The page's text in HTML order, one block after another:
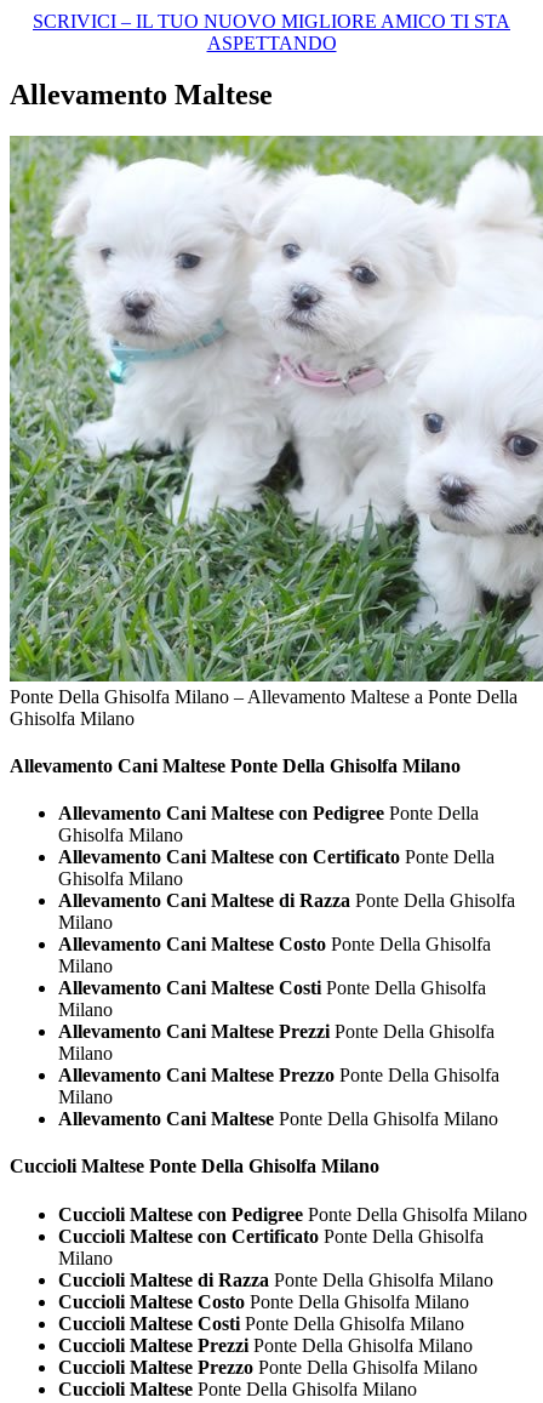
SCRIVICI – IL TUO NUOVO MIGLIORE AMICO TI STA
ASPETTANDO
Allevamento Maltese
Ponte Della Ghisolfa Milano – Allevamento Maltese a Ponte Della
Ghisolfa Milano
Allevamento Cani Maltese Ponte Della Ghisolfa Milano
Allevamento Cani Maltese con Pedigree Ponte Della
Ghisolfa Milano
Allevamento Cani Maltese con Certificato Ponte Della
Ghisolfa Milano
Allevamento Cani Maltese di Razza Ponte Della Ghisolfa
Milano
Allevamento Cani Maltese Costo Ponte Della Ghisolfa
Milano
Allevamento Cani Maltese Costi Ponte Della Ghisolfa
Milano
Allevamento Cani Maltese Prezzi Ponte Della Ghisolfa
Milano
Allevamento Cani Maltese Prezzo Ponte Della Ghisolfa
Milano
Allevamento Cani Maltese Ponte Della Ghisolfa Milano
Cuccioli Maltese Ponte Della Ghisolfa Milano
Cuccioli Maltese con Pedigree Ponte Della Ghisolfa Milano
Cuccioli Maltese con Certificato Ponte Della Ghisolfa
Milano
Cuccioli Maltese di Razza Ponte Della Ghisolfa Milano
Cuccioli Maltese Costo Ponte Della Ghisolfa Milano
Cuccioli Maltese Costi Ponte Della Ghisolfa Milano
Cuccioli Maltese Prezzi Ponte Della Ghisolfa Milano
Cuccioli Maltese Prezzo Ponte Della Ghisolfa Milano
Cuccioli Maltese Ponte Della Ghisolfa Milano